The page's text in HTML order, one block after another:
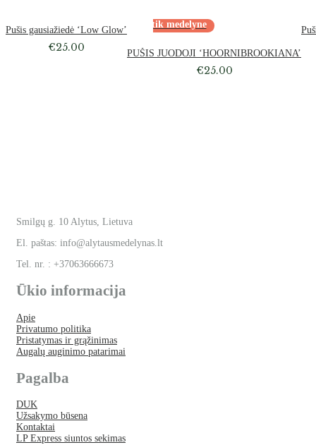
Pušis gausiažiedė ‘Low Glow’
€25.00
Atsiėmimas tik medelyne
PUŠIS JUODOJI ‘HOORNIBROOKIANA’
€25.00
Smilgų g. 10 Alytus, Lietuva
El. paštas: info@alytausmedelynas.lt
Tel. nr. : +37063666673
Ūkio informacija
Apie
Privatumo politika
Pristatymas ir grąžinimas
Augalų auginimo patarimai
Pagalba
DUK
Užsakymo būsena
Kontaktai
LP Express siuntos sekimas